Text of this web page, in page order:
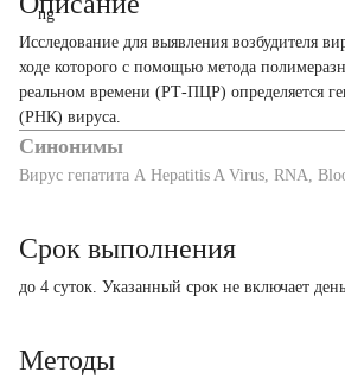
Исследование для выявления возбудителя
ходе которого с помощью метода
реальном времени (РТ-ПЦР) определяется
(РНК) вируса.
Синонимы
Вирус гепатита А Hepatitis A Virus, RNA,
Срок выполнения
до 4 суток. Указанный срок не включает
Методы